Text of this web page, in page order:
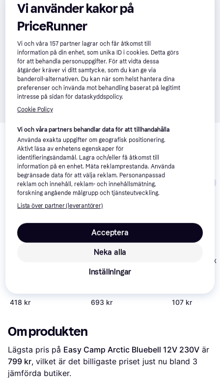
Relaterade produkter
Vi har plockat fram ett urval av produkter som kanske skulle
intressera dig. Visa alla
418 kr 693 kr
Lord Nelson
107 kr
Om produkten
Lägsta pris på Easy Camp Arctic Bluebell 12V 230V
799 kr, vilket är det billigaste priset just nu bland 3
jämförda butiker.
Vi använder kakor på
PriceRunner
Vi och våra157 partner lagrar och får åtkomst till
information på din enhet, som unika ID i cookies. Detta görs
för att behandla personuppgifter. För att vidta dessa
åtgärder kräver vi ditt samtycke, som du kan ge via
banderoll-alternativen. Du kan när som helst hantera dina
preferenser och invända mot behandling baserat på legitimt
intresse på sidan för dataskyddspolicy.
Cookie Policy
Vi och våra partners behandlar data för att tillhandahålla
Använda exakta uppgifter om geografisk positionering.
Aktivt läsa av enhetens egenskaper för
identifieringsändamål. Lagra och/eller få åtkomst till
information på en enhet. Mäta reklamprestanda. Använda
begränsade data för att välja reklam. Personanpassad
reklam och innehåll, reklam- och innehållsmätning,
forskning angående målgrupp och tjänsteutveckling.
Lista över partner (leverantörer)
Neka alla
Acceptera
Inställningar